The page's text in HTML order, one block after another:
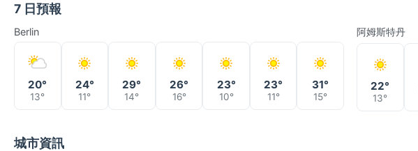
7 日預報
Berlin
20°
13°
24°
11°
29°
14°
26°
16°
23°
10°
23°
11°
31°
15°
阿姆斯特丹
22°
13°
城市資訊